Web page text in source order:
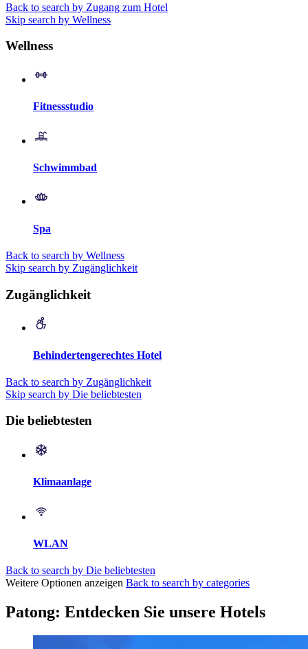
Back to search by Zugang zum Hotel
Skip search by Wellness
Wellness
Fitnessstudio
Schwimmbad
Spa
Back to search by Wellness
Skip search by Zugänglichkeit
Zugänglichkeit
Behindertengerechtes Hotel
Back to search by Zugänglichkeit
Skip search by Die beliebtesten
Die beliebtesten
Klimaanlage
WLAN
Back to search by Die beliebtesten
Weitere Optionen anzeigen Back to search by categories
Patong: Entdecken Sie unsere Hotels